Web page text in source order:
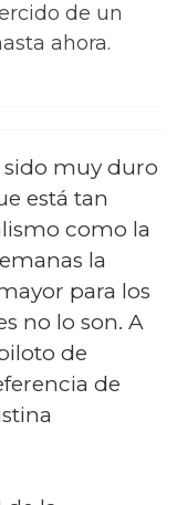
de un
ahora.
sido muy duro
está tan
como la
la
para los
no lo son. A
de
de